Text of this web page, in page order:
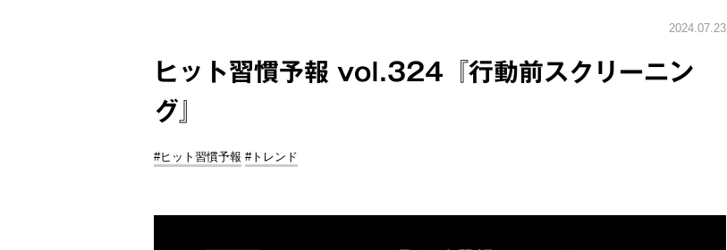
2024.07.23
ヒット習慣予報 vol.324『行動前スクリーニン
グ』
#ヒット習慣予報 #トレンド